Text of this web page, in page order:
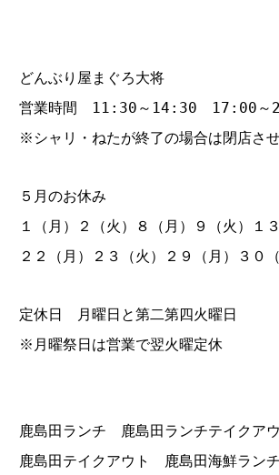
どんぶり屋まぐろ大将
営業時間 11:30～14:30 17:00～
※シャリ・ねたが終了の場合は閉店さ
５月のお休み
１（月）２（火）８（月）９（火）１
２２（月）２３（火）２９（月）３０（
定休日 月曜日と第二第四火曜日
※月曜祭日は営業で翌火曜定休
鹿島田ランチ 鹿島田ランチテイクア
鹿島田テイクアウト 鹿島田海鮮ラン